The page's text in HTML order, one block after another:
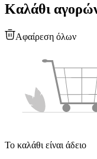
Καλάθι
Αφαίρεση όλων
Το καλάθι είναι άδειο